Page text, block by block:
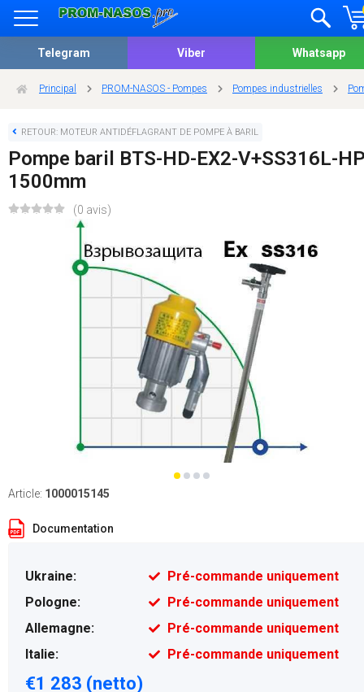
Telegram Viber Whatsapp
Principal PROM-NASOS - Pompes Pompes industrielles
RETOUR: MOTEUR ANTIDÉFLAGRANT DE POMPE À BARIL
Pompe baril BTS-HD-EX2-V+SS316L-
1500mm
(0 avis)
Article: 1000015145
Documentation
Ukraine:
Pré-commande uniquement
Pologne:
Pré-commande uniquement
Allemagne:
Pré-commande uniquement
Italie:
Pré-commande uniquement
€1 283 (netto)